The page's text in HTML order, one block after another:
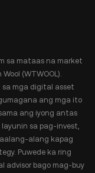
sa mataas na market
(WTWOOL).
sa mga digital asset
ang mga ito
ang iyong antas
sa pag-invest,
alang kapag
Puwede ka ring
advisor bago mag-buy